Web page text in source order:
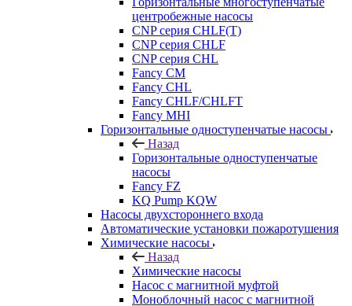
центробежные насосы
CNP серия CHLF(T)
CNP серия CHLF
CNP серия CHL
Fancy CM
Fancy CHL
Fancy CHLF/CHLFT
Fancy MHI
Горизонтальные одноступенчатые насосы
Назад
Горизонтальные одноступенчатые
насосы
Fancy FZ
KQ Pump KQW
Насосы двухстороннего входа
Автоматические установки пожаротушения
Химические насосы
Назад
Химические насосы
Насос с магнитной муфтой
Моноблочный насос с магнитной